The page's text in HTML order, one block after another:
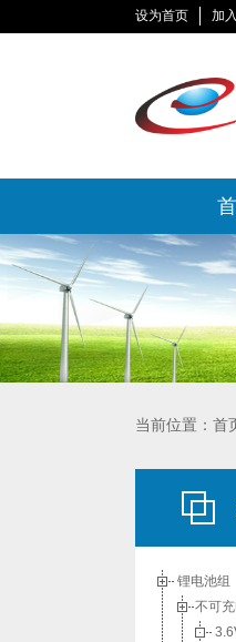
设为首页 加
当前位置：首
锂电池组
不可